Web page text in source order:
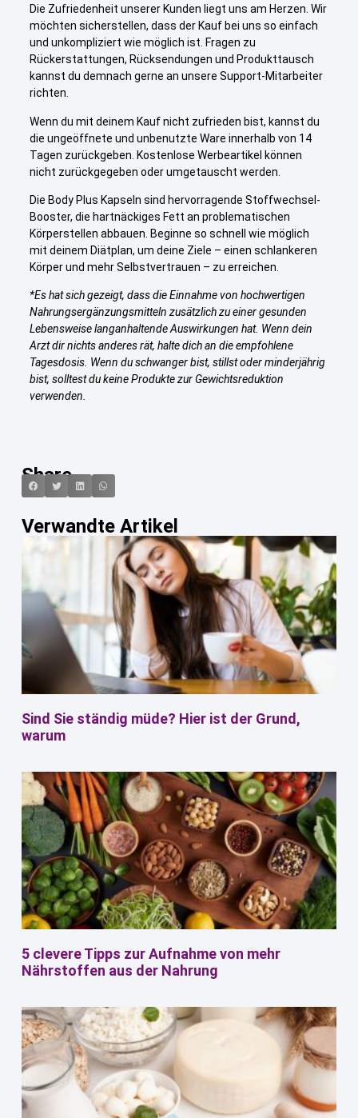
Die Zufriedenheit unserer Kunden liegt uns am Herzen. Wir
möchten sicherstellen, dass der Kauf bei uns so einfach
und unkompliziert wie möglich ist. Fragen zu
Rückerstattungen, Rücksendungen und Produkttausch
kannst du demnach gerne an unsere Support-Mitarbeiter
richten.
Wenn du mit deinem Kauf nicht zufrieden bist, kannst du
die ungeöffnete und unbenutzte Ware innerhalb von 14
Tagen zurückgeben. Kostenlose Werbeartikel können
nicht zurückgegeben oder umgetauscht werden.
Die Body Plus Kapseln sind hervorragende Stoffwechsel-
Booster, die hartnäckiges Fett an problematischen
Körperstellen abbauen. Beginne so schnell wie möglich
mit deinem Diätplan, um deine Ziele – einen schlankeren
Körper und mehr Selbstvertrauen – zu erreichen.
*Es hat sich gezeigt, dass die Einnahme von hochwertigen
Nahrungsergänzungsmitteln zusätzlich zu einer gesunden
Lebensweise langanhaltende Auswirkungen hat. Wenn dein
Arzt dir nichts anderes rät, halte dich an die empfohlene
Tagesdosis. Wenn du schwanger bist, stillst oder minderjährig
bist, solltest du keine Produkte zur Gewichtsreduktion
verwenden.
Share
Verwandte Artikel
Sind Sie ständig müde? Hier ist der Grund,
warum
5 clevere Tipps zur Aufnahme von mehr
Nährstoffen aus der Nahrung